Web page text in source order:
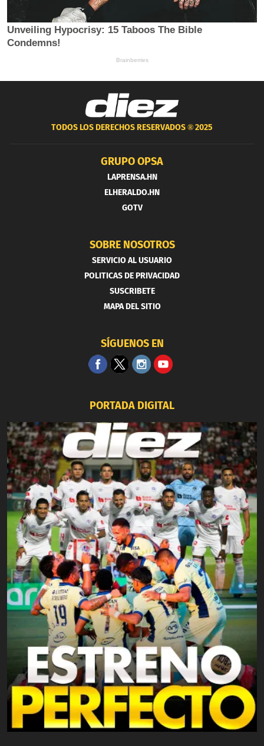
TODOS LOS DERECHOS RESERVADOS ®2025
GRUPO OPSA
LAPRENSA.HN
ELHERALDO.HN
GOTV
SOBRE NOSOTROS
SERVICIO AL USUARIO
POLITICAS DE PRIVACIDAD
SUSCRIBETE
MAPA DEL SITIO
SÍGUENOS EN
PORTADA DIGITAL